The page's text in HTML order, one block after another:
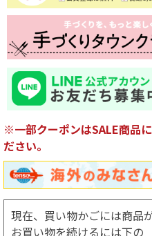
※一部クーポンはSALE商品
ださい。
現在、買い物かごには商品
お買い物を続けるには下の